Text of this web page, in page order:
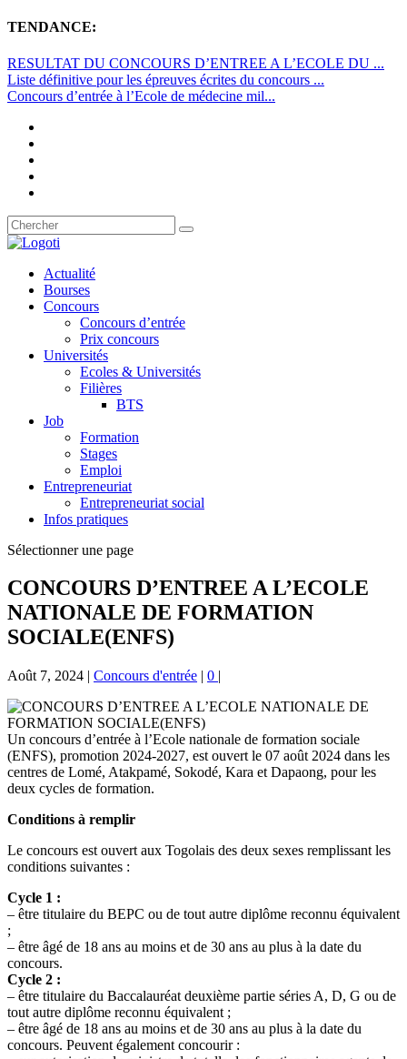
TENDANCE:
RESULTAT DU CONCOURS D’ENTREE A L’ECOLE DU ...
Liste définitive pour les épreuves écrites du concours ...
Concours d’entrée à l’Ecole de médecine mil...
Actualité
Bourses
Concours
Concours d’entrée
Prix concours
Universités
Ecoles & Universités
Filières
BTS
Job
Formation
Stages
Emploi
Entrepreneuriat
Entrepreneuriat social
Infos pratiques
Sélectionner une page
CONCOURS D’ENTREE A L’ECOLE
NATIONALE DE FORMATION
SOCIALE(ENFS)
Août 7, 2024 | Concours d'entrée | 0 |
Un concours d’entrée à l’Ecole nationale de formation sociale
(ENFS), promotion 2024-2027, est ouvert le 07 août 2024 dans les
centres de Lomé, Atakpamé, Sokodé, Kara et Dapaong, pour les
deux cycles de formation.
Conditions à remplir
Le concours est ouvert aux Togolais des deux sexes remplissant les
conditions suivantes :
Cycle 1 :
– être titulaire du BEPC ou de tout autre diplôme reconnu équivalent
;
– être âgé de 18 ans au moins et de 30 ans au plus à la date du
concours.
Cycle 2 :
– être titulaire du Baccalauréat deuxième partie séries A, D, G ou de
tout autre diplôme reconnu équivalent ;
– être âgé de 18 ans au moins et de 30 ans au plus à la date du
concours. Peuvent également concourir :